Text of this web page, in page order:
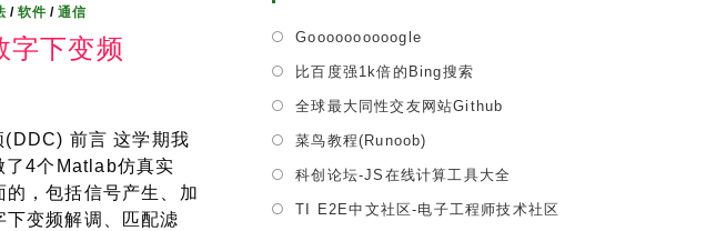
/软件 /通信
字下变频
前言 这学期我
了4个Matlab仿真实
，包括信号产生、加
变频解调、匹配滤
GoooooooooogleOpens
new
tab
比百度强1k倍的Bing搜索Opens
tab
全球最大同性交友网站Github
new
tab
菜鸟教程(Runoob)
a
new
科创论坛-JS在线计算工具大全
a
TI E2E中文社区-电子工程师技术社区